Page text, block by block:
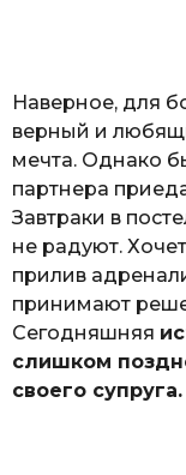
ю
к
Наверное, для
верный и
мечта. Однако
партнера
Завтраки в
не радуют.
прилив
принимают
Сегодняшняя
слишком
своего супруга.